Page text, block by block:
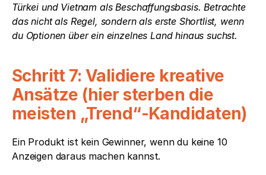
Türkei und Vietnam als Beschaffungsbasis. Betrachte
das nicht als Regel, sondern als erste Shortlist, wenn
du Optionen über ein einzelnes Land hinaus suchst.
Schritt 7: Validiere kreative
Ansätze (hier sterben die
meisten „Trend“-Kandidaten)
Ein Produkt ist kein Gewinner, wenn du keine 10
Anzeigen daraus machen kannst.